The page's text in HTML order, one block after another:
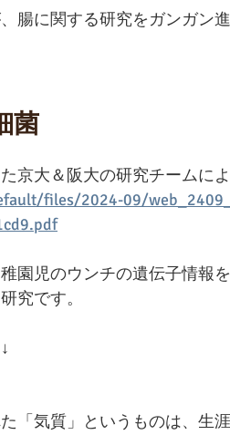
腸に関する研究をガンガン
菌
京大＆阪大の研究チームに
files/2024-09/
園児のウンチの遺伝子情報
究です。
「気質」というものは、生